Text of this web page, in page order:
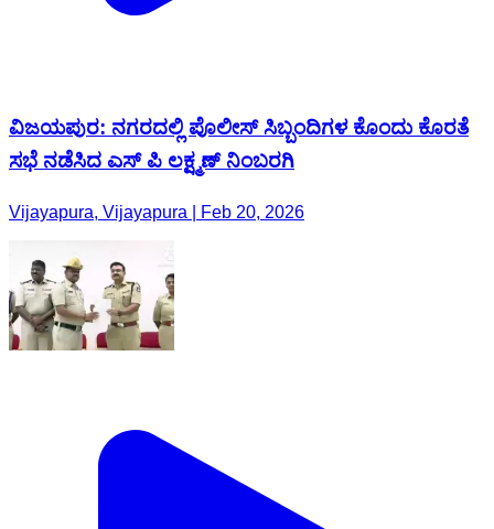
ವಿಜಯಪುರ: ನಗರದಲ್ಲಿ ಪೊಲೀಸ್ ಸಿಬ್ಬಂದಿಗಳ ಕೊಂದು ಕೊರತೆ
ಸಭೆ ನಡೆಸಿದ ಎಸ್ ಪಿ ಲಕ್ಷ್ಮಣ್ ನಿಂಬರಗಿ
Vijayapura, Vijayapura | Feb 20, 2026